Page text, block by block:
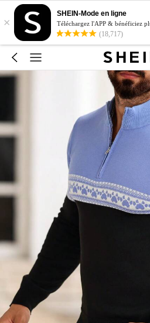
×
SHEIN-Mode en ligne
Téléchargez l'APP & bénéficiez
(18,717)